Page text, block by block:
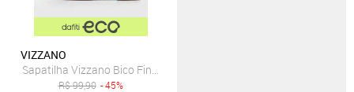
VIZZANO
Sapatilha Vizzano Bico Fino Nude
R$99,90 - 45%